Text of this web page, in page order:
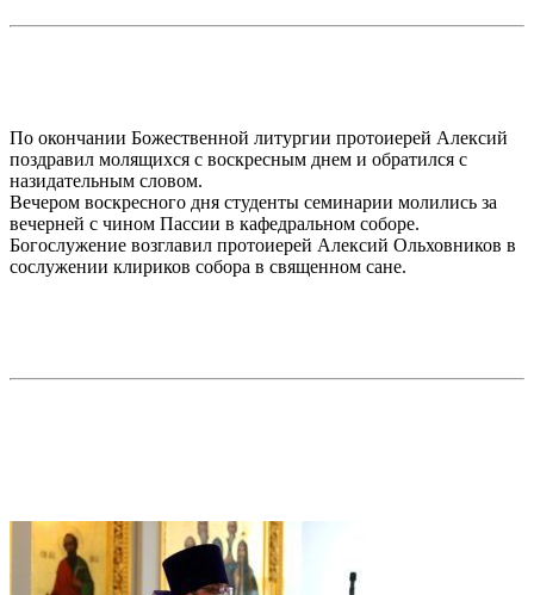
По окончании Божественной литургии протоиерей Алексий
поздравил молящихся с воскресным днем и обратился с
назидательным словом.
Вечером воскресного дня студенты семинарии молились за
вечерней с чином Пассии в кафедральном соборе.
Богослужение возглавил протоиерей Алексий Ольховников в
сослужении клириков собора в священном сане.